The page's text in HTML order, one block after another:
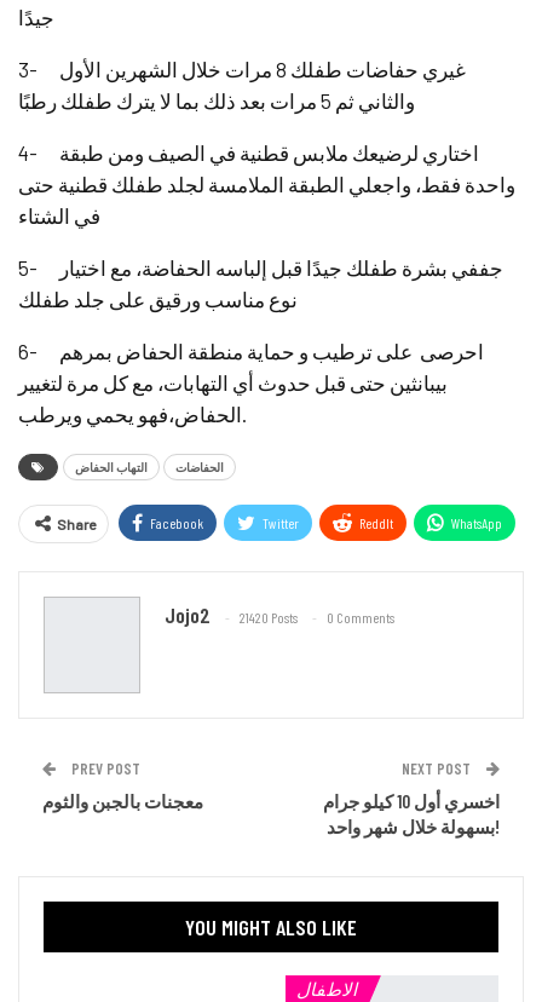
جيدًا
3- غيري حفاضات طفلك 8 مرات خلال الشهرين الأول
والثاني ثم 5 مرات بعد ذلك بما لا يترك طفلك رطبًا
4- اختاري لرضيعك ملابس قطنية في الصيف ومن طبقة
واحدة فقط، واجعلي الطبقة الملامسة لجلد طفلك قطنية حتى
في الشتاء
5- جففي بشرة طفلك جيدًا قبل إلباسه الحفاضة، مع اختيار
نوع مناسب ورقيق على جلد طفلك
6- احرصى على ترطيب و حماية منطقة الحفاض بمرهم
بيبانثين حتى قبل حدوث أي التهابات، مع كل مرة لتغيير
التهاب الحفاض الحفاضات
Share Facebook Twitter ReddIt WhatsApp
Jojo2 21420 Posts 0 Comments
PREV POST
معجنات بالجبن والثوم
NEXT POST
اخسري أول 10 كيلو جرام
بسهولة خلال شهر واحد!
YOU MIGHT ALSO LIKE
الاطفال